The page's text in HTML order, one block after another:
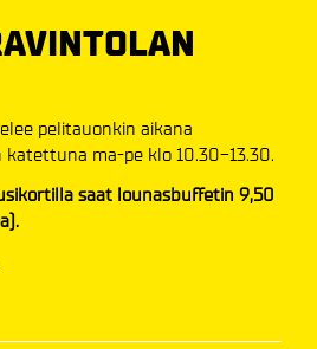
pelitauonkin aikana
katettuna ma-pe klo 10.30-13.30.
saat lounasbuffetin 9,50